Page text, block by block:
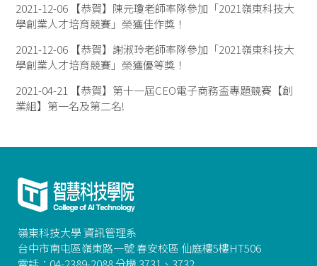
2021-12-06
【恭賀】陳元瓊老師率隊參加「2021嶺東科技大
學創業人才培育競賽」榮獲佳作獎！
2021-12-06
【恭賀】謝淑玲老師率隊參加「2021嶺東科技大
學創業人才培育競賽」榮獲優等獎！
2021-04-21
【恭賀】第十一屆CEO電子商務盃專題競賽【創
業組】第一名及第二名!
嶺東科技大學 資訊管理系
台中市南屯區嶺東路一號 春安校區 仙庭樓5樓HT506